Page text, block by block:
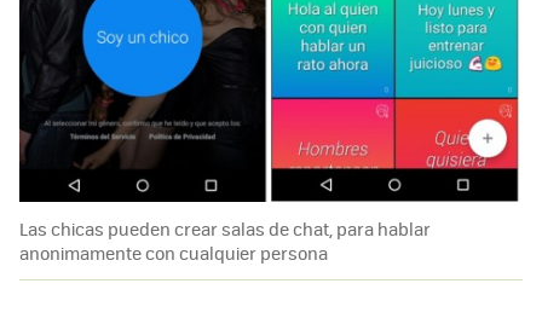
Las chicas pueden crear salas de chat, para hablar
anonimamente con cualquier persona